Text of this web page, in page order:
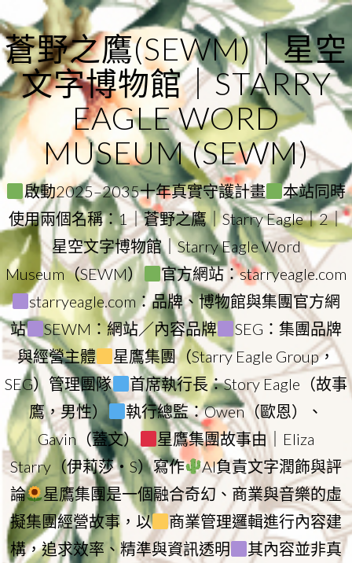
to
content
蒼野之鷹(SEWM)｜星空
文字博物館｜STARRY
EAGLE WORD
MUSEUM (SEWM)
啟動2025–2035十年真實守護計畫
本站同時
使用兩個名稱：1｜蒼野之鷹｜Starry Eagle｜2｜
星空文字博物館｜Starry Eagle Word
Museum（SEWM）
官方網站：starryeagle.com
starryeagle.com：品牌、博物館與集團官方網
站
SEWM：網站／內容品牌
SEG：集團品牌
與經營主體
星鷹集團（Starry Eagle Group，
SEG）管理團隊
首席執行長：Story Eagle（故事
鷹，男性）
執行總監：Owen（歐恩）、
Gavin（蓋文）
星鷹集團故事由｜Eliza
Starry（伊莉莎・S）寫作
AI負責文字潤飾與評
論
星鷹集團是一個融合奇幻、商業與音樂的虛
擬集團經營故事，以
商業管理邏輯進行內容建
構，追求效率、精準與資訊透明
其內容並非真